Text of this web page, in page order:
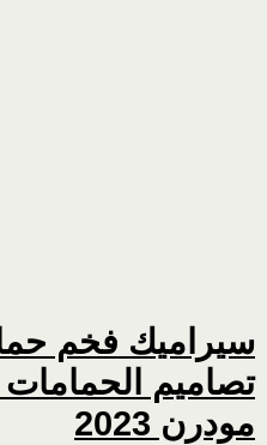
سيراميك فخم
تصاميم
مودرن 2023